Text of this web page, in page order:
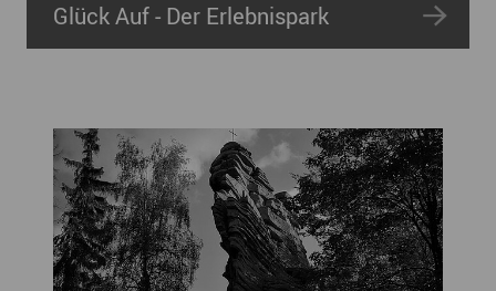
Glück Auf - Der Erlebnispark